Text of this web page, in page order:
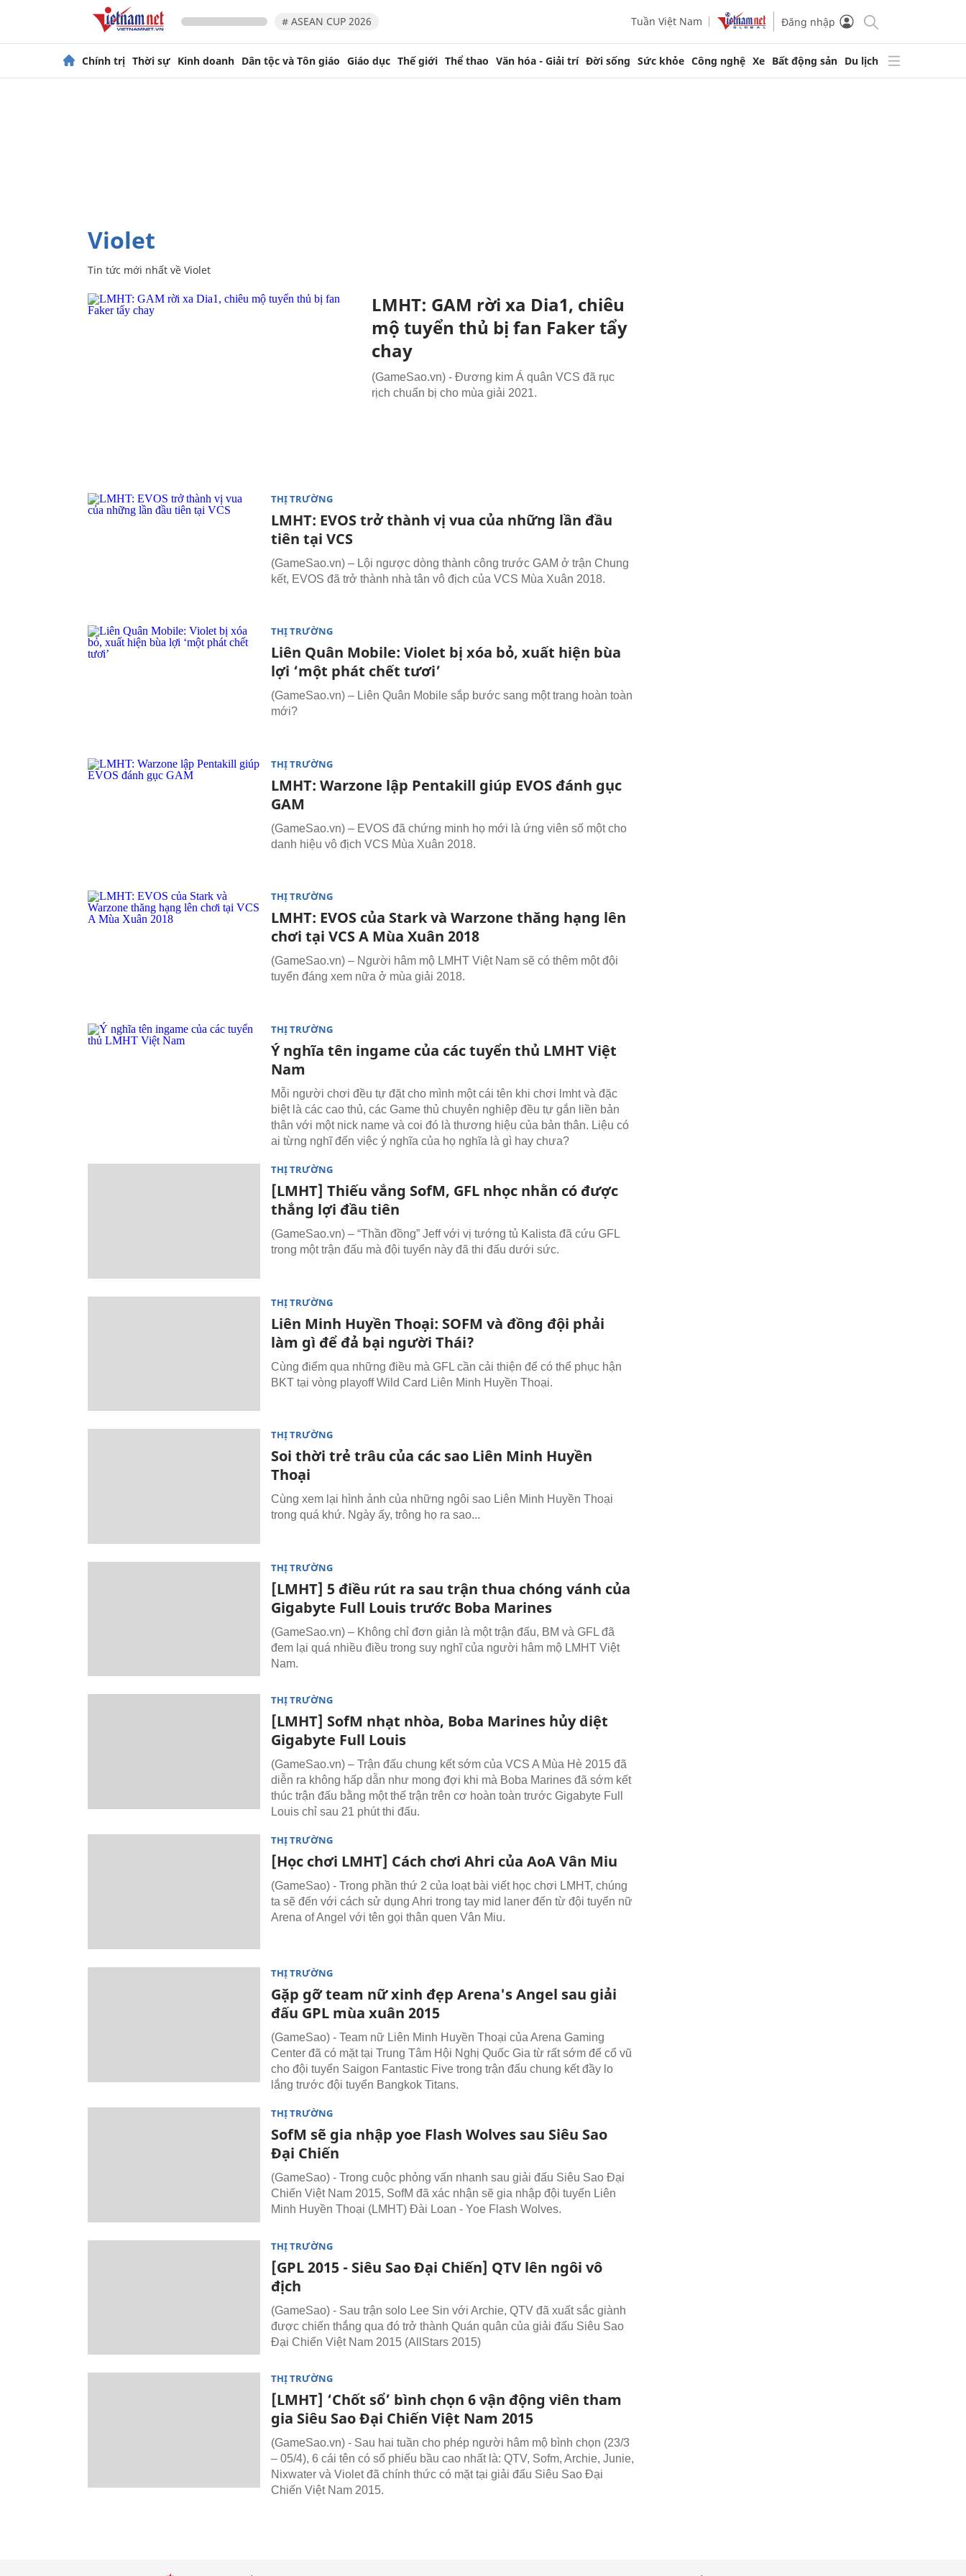
# ASEAN CUP 2026 Tuần Việt Nam Đăng nhập
Chính trị Thời sự Kinh doanh Dân tộc và Tôn giáo Giáo dục Thế giới Thể thao Văn hóa - Giải trí Đời sống Sức khỏe Công nghệ Xe Bất động sản Du lịch
Violet
Tin tức mới nhất về Violet
LMHT: GAM rời xa Dia1, chiêu
mộ tuyển thủ bị fan Faker tẩy
chay
(GameSao.vn) - Đương kim Á quân VCS đã rục
rịch chuẩn bị cho mùa giải 2021.
THỊ TRƯỜNG
LMHT: EVOS trở thành vị vua của những lần đầu
tiên tại VCS
(GameSao.vn) – Lội ngược dòng thành công trước GAM ở trận Chung
kết, EVOS đã trở thành nhà tân vô địch của VCS Mùa Xuân 2018.
THỊ TRƯỜNG
Liên Quân Mobile: Violet bị xóa bỏ, xuất hiện bùa
lợi ‘một phát chết tươi’
(GameSao.vn) – Liên Quân Mobile sắp bước sang một trang hoàn toàn
mới?
THỊ TRƯỜNG
LMHT: Warzone lập Pentakill giúp EVOS đánh gục
GAM
(GameSao.vn) – EVOS đã chứng minh họ mới là ứng viên số một cho
danh hiệu vô địch VCS Mùa Xuân 2018.
THỊ TRƯỜNG
LMHT: EVOS của Stark và Warzone thăng hạng lên
chơi tại VCS A Mùa Xuân 2018
(GameSao.vn) – Người hâm mộ LMHT Việt Nam sẽ có thêm một đội
tuyển đáng xem nữa ở mùa giải 2018.
THỊ TRƯỜNG
Ý nghĩa tên ingame của các tuyển thủ LMHT Việt
Nam
Mỗi người chơi đều tự đặt cho mình một cái tên khi chơi lmht và đặc
biệt là các cao thủ, các Game thủ chuyên nghiệp đều tự gắn liền bản
thân với một nick name và coi đó là thương hiệu của bản thân. Liệu có
ai từng nghĩ đến việc ý nghĩa của họ nghĩa là gì hay chưa?
THỊ TRƯỜNG
[LMHT] Thiếu vắng SofM, GFL nhọc nhằn có được
thắng lợi đầu tiên
(GameSao.vn) – “Thần đồng” Jeff với vị tướng tủ Kalista đã cứu GFL
trong một trận đấu mà đội tuyển này đã thi đấu dưới sức.
THỊ TRƯỜNG
Liên Minh Huyền Thoại: SOFM và đồng đội phải
làm gì để đả bại người Thái?
Cùng điểm qua những điều mà GFL cần cải thiện để có thể phục hận
BKT tại vòng playoff Wild Card Liên Minh Huyền Thoại.
THỊ TRƯỜNG
Soi thời trẻ trâu của các sao Liên Minh Huyền
Thoại
Cùng xem lại hình ảnh của những ngôi sao Liên Minh Huyền Thoại
trong quá khứ. Ngày ấy, trông họ ra sao...
THỊ TRƯỜNG
[LMHT] 5 điều rút ra sau trận thua chóng vánh của
Gigabyte Full Louis trước Boba Marines
(GameSao.vn) – Không chỉ đơn giản là một trận đấu, BM và GFL đã
đem lại quá nhiều điều trong suy nghĩ của người hâm mộ LMHT Việt
Nam.
THỊ TRƯỜNG
[LMHT] SofM nhạt nhòa, Boba Marines hủy diệt
Gigabyte Full Louis
(GameSao.vn) – Trận đấu chung kết sớm của VCS A Mùa Hè 2015 đã
diễn ra không hấp dẫn như mong đợi khi mà Boba Marines đã sớm kết
thúc trận đấu bằng một thế trận trên cơ hoàn toàn trước Gigabyte Full
Louis chỉ sau 21 phút thi đấu.
THỊ TRƯỜNG
[Học chơi LMHT] Cách chơi Ahri của AoA Vân Miu
(GameSao) - Trong phần thứ 2 của loạt bài viết học chơi LMHT, chúng
ta sẽ đến với cách sử dụng Ahri trong tay mid laner đến từ đội tuyển nữ
Arena of Angel với tên gọi thân quen Vân Miu.
THỊ TRƯỜNG
Gặp gỡ team nữ xinh đẹp Arena's Angel sau giải
đấu GPL mùa xuân 2015
(GameSao) - Team nữ Liên Minh Huyền Thoại của Arena Gaming
Center đã có mặt tại Trung Tâm Hội Nghị Quốc Gia từ rất sớm để cổ vũ
cho đội tuyển Saigon Fantastic Five trong trận đấu chung kết đầy lo
lắng trước đội tuyển Bangkok Titans.
THỊ TRƯỜNG
SofM sẽ gia nhập yoe Flash Wolves sau Siêu Sao
Đại Chiến
(GameSao) - Trong cuộc phỏng vấn nhanh sau giải đấu Siêu Sao Đại
Chiến Việt Nam 2015, SofM đã xác nhận sẽ gia nhập đội tuyển Liên
Minh Huyền Thoại (LMHT) Đài Loan - Yoe Flash Wolves.
THỊ TRƯỜNG
[GPL 2015 - Siêu Sao Đại Chiến] QTV lên ngôi vô
địch
(GameSao) - Sau trận solo Lee Sin với Archie, QTV đã xuất sắc giành
được chiến thắng qua đó trở thành Quán quân của giải đấu Siêu Sao
Đại Chiến Việt Nam 2015 (AllStars 2015)
THỊ TRƯỜNG
[LMHT] ‘Chốt sổ’ bình chọn 6 vận động viên tham
gia Siêu Sao Đại Chiến Việt Nam 2015
(GameSao.vn) - Sau hai tuần cho phép người hâm mộ bình chọn (23/3
– 05/4), 6 cái tên có số phiếu bầu cao nhất là: QTV, Sofm, Archie, Junie,
Nixwater và Violet đã chính thức có mặt tại giải đấu Siêu Sao Đại
Chiến Việt Nam 2015.